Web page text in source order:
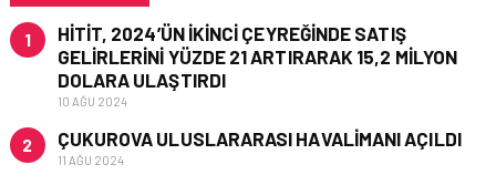
1
HITIT, 2024’ÜN IKINCI ÇEYREĞINDE SATIŞ
GELIRLERINI YÜZDE 21 ARTIRARAK 15,2 MILYON
DOLARA ULAŞTIRDI
10 AĞU 2024
2 ÇUKUROVA ULUSLARARASI HAVALIMANI AÇILDI
11 AĞU 2024